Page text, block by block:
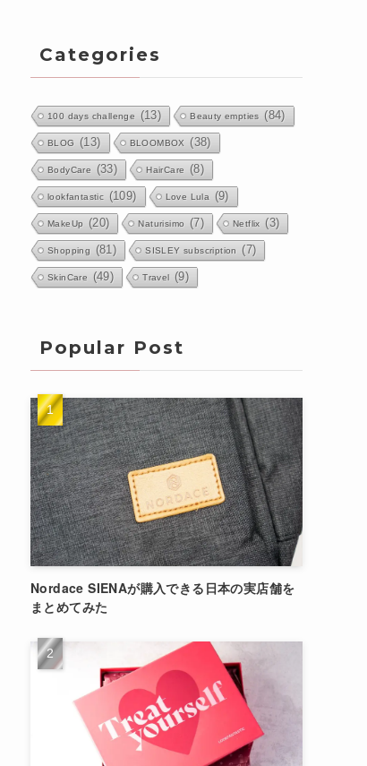
Categories
100 days challenge (13) Beauty empties (84)
BLOG (13) BLOOMBOX (38)
BodyCare (33) HairCare (8)
lookfantastic (109) Love Lula (9)
MakeUp (20) Naturisimo (7) Netflix (3)
Shopping (81) SISLEY subscription (7)
SkinCare (49) Travel (9)
Popular Post
Nordace SIENAが購入できる日本の実店舗を
まとめてみた